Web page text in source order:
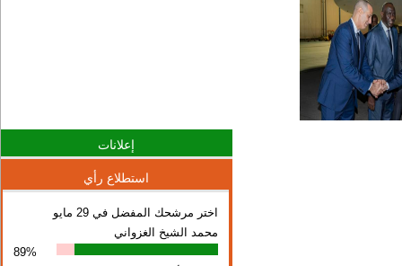
إعلانات
استطلاع رأي
اختر مرشحك المفضل في 29 مايو
محمد الشيخ الغزواني
89%